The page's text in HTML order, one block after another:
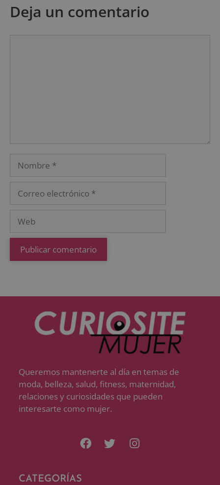
Deja un comentario
Queremos mantenerte al día en temas de
moda, belleza, salud, fitness, maternidad,
relaciones y curiosidades que pueden
interesarte como mujer.
CATEGORÍAS